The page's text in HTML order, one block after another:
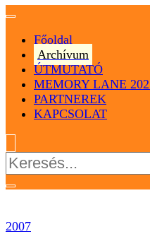
Magyar Hip
Magyarország
Főoldal
Archívum
ÚTMUTATÓ
MEMORY LANE
PARTNEREK
KAPCSOLAT
Keresés:
2007